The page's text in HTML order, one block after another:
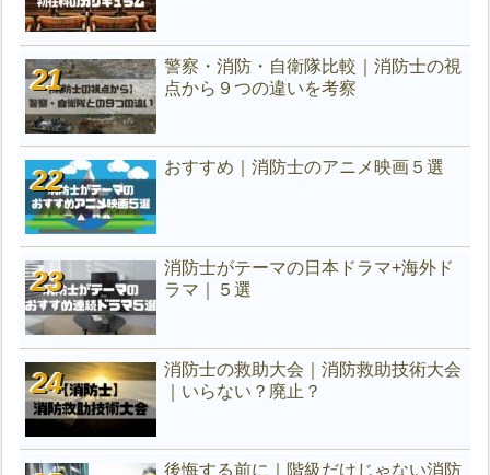
警察・消防・自衛隊比較｜消防士の視
点から９つの違いを考察
おすすめ｜消防士のアニメ映画５選
消防士がテーマの日本ドラマ+海外ド
ラマ｜５選
消防士の救助大会｜消防救助技術大会
｜いらない？廃止？
後悔する前に｜階級だけじゃない消防